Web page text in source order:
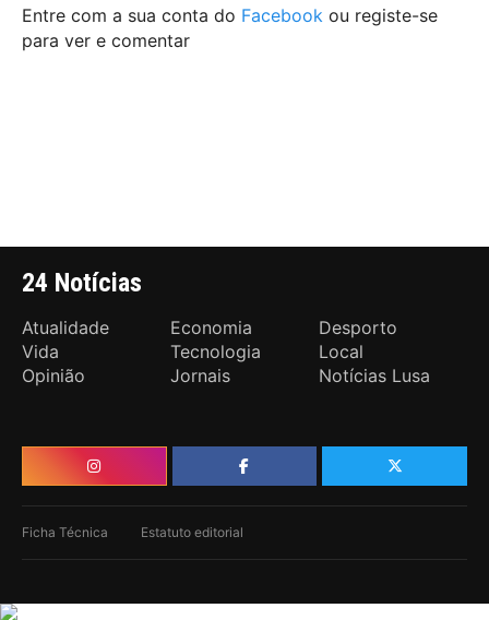
Entre com a sua conta do Facebook ou registe-se
para ver e comentar
24 Notícias
Atualidade Economia
Desporto
Vida
Tecnologia
Local
Opinião
Jornais Notícias Lusa
Ficha Técnica Estatuto editorial